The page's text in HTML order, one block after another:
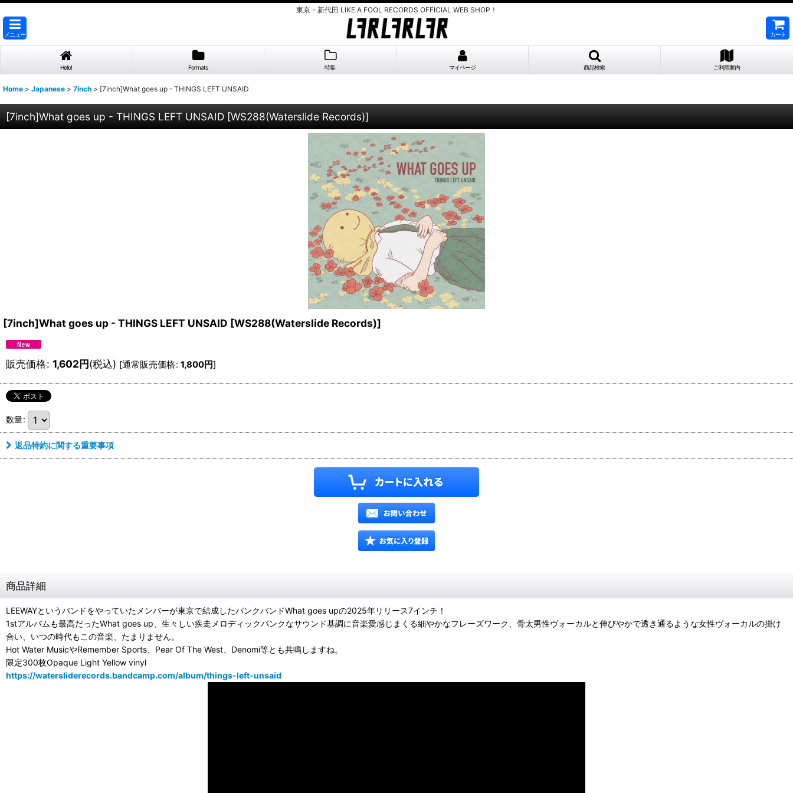
東京・新代田 LIKE A FOOL RECORDS OFFICIAL WEB SHOP！
メニュー カート
Hello! Formats 特集 マイページ 商品検索 ご利用案内
Home > Japanese > 7inch > [7inch]What goes up - THINGS LEFT UNSAID
[7inch]What goes up - THINGS LEFT UNSAID [WS288(Waterslide Records)]
[7inch]What goes up - THINGS LEFT UNSAID [WS288(Waterslide Records)]
販売価格: 1,602円(税込) [通常販売価格: 1,800円]
数量:
返品特約に関する重要事項
商品詳細
LEEWAYというバンドをやっていたメンバーが東京で結成したパンクバンドWhat goes upの2025年リリース7インチ！
1stアルバムも最高だったWhat goes up、生々しい疾走メロディックパンクなサウンド基調に音楽愛感じまくる細やかなフレーズワーク、骨太男性ヴォーカルと伸びやかで透き通るような女性ヴォーカルの掛け
合い、いつの時代もこの音楽、たまりません。
Hot Water MusicやRemember Sports、Pear Of The West、Denomi等とも共鳴しますね。
限定300枚Opaque Light Yellow vinyl
https://watersliderecords.bandcamp.com/album/things-left-unsaid